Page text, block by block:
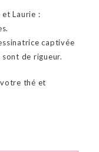
Laurie :
captivée
de rigueur.
thé et